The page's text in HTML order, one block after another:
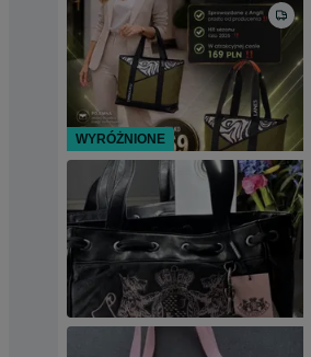
WYRÓŻNIONE